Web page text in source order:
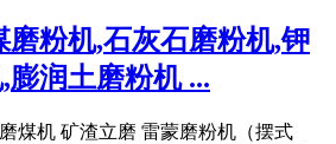
磨粉机,石灰石磨粉机,钾
膨润土磨粉机 ...
煤机 矿渣立磨 雷蒙磨粉机（摆式